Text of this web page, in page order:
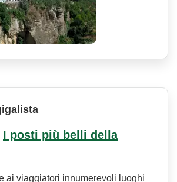
I posti più belli della
ai viaggiatori innumerevoli luoghi